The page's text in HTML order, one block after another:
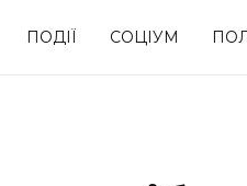
ПОДІЇ СОЦІУМ